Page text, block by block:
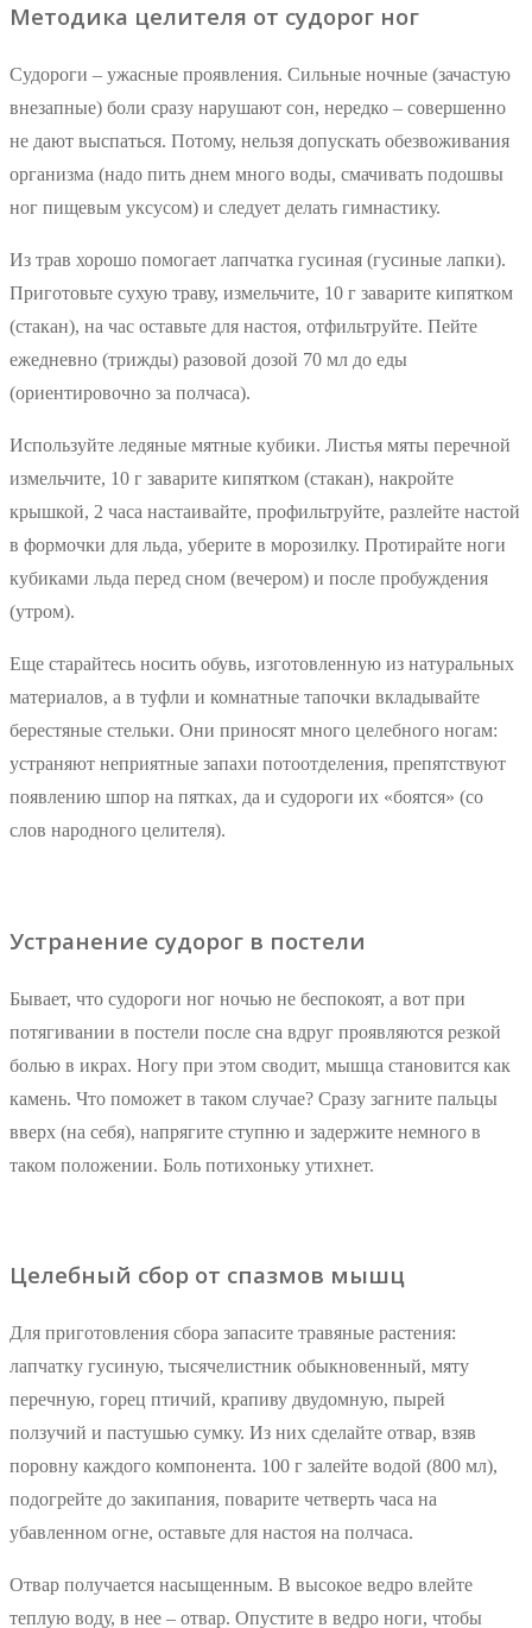
Методика целителя от судорог ног
Судороги – ужасные проявления. Сильные ночные (зачастую
внезапные) боли сразу нарушают сон, нередко – совершенно
не дают выспаться. Потому, нельзя допускать обезвоживания
организма (надо пить днем много воды, смачивать подошвы
ног пищевым уксусом) и следует делать гимнастику.
Из трав хорошо помогает лапчатка гусиная (гусиные лапки).
Приготовьте сухую траву, измельчите, 10 г заварите кипятком
(стакан), на час оставьте для настоя, отфильтруйте. Пейте
ежедневно (трижды) разовой дозой 70 мл до еды
(ориентировочно за полчаса).
Используйте ледяные мятные кубики. Листья мяты перечной
измельчите, 10 г заварите кипятком (стакан), накройте
крышкой, 2 часа настаивайте, профильтруйте, разлейте настой
в формочки для льда, уберите в морозилку. Протирайте ноги
кубиками льда перед сном (вечером) и после пробуждения
(утром).
Еще старайтесь носить обувь, изготовленную из натуральных
материалов, а в туфли и комнатные тапочки вкладывайте
берестяные стельки. Они приносят много целебного ногам:
устраняют неприятные запахи потоотделения, препятствуют
появлению шпор на пятках, да и судороги их «боятся» (со
слов народного целителя).
Устранение судорог в постели
Бывает, что судороги ног ночью не беспокоят, а вот при
потягивании в постели после сна вдруг проявляются резкой
болью в икрах. Ногу при этом сводит, мышца становится как
камень. Что поможет в таком случае? Сразу загните пальцы
вверх (на себя), напрягите ступню и задержите немного в
таком положении. Боль потихоньку утихнет.
Целебный сбор от спазмов мышц
Для приготовления сбора запасите травяные растения:
лапчатку гусиную, тысячелистник обыкновенный, мяту
перечную, горец птичий, крапиву двудомную, пырей
ползучий и пастушью сумку. Из них сделайте отвар, взяв
поровну каждого компонента. 100 г залейте водой (800 мл),
подогрейте до закипания, поварите четверть часа на
убавленном огне, оставьте для настоя на полчаса.
Отвар получается насыщенным. В высокое ведро влейте
теплую воду, в нее – отвар. Опустите в ведро ноги, чтобы